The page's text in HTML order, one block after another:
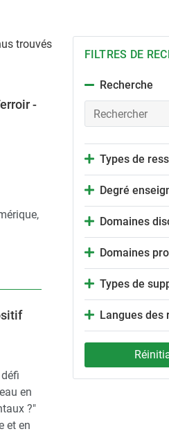
trouvés
-
en
?"
et en
FILTRES DE
Recherche
Types de
Degré
Domaines
Domaines
Types de
Langues des